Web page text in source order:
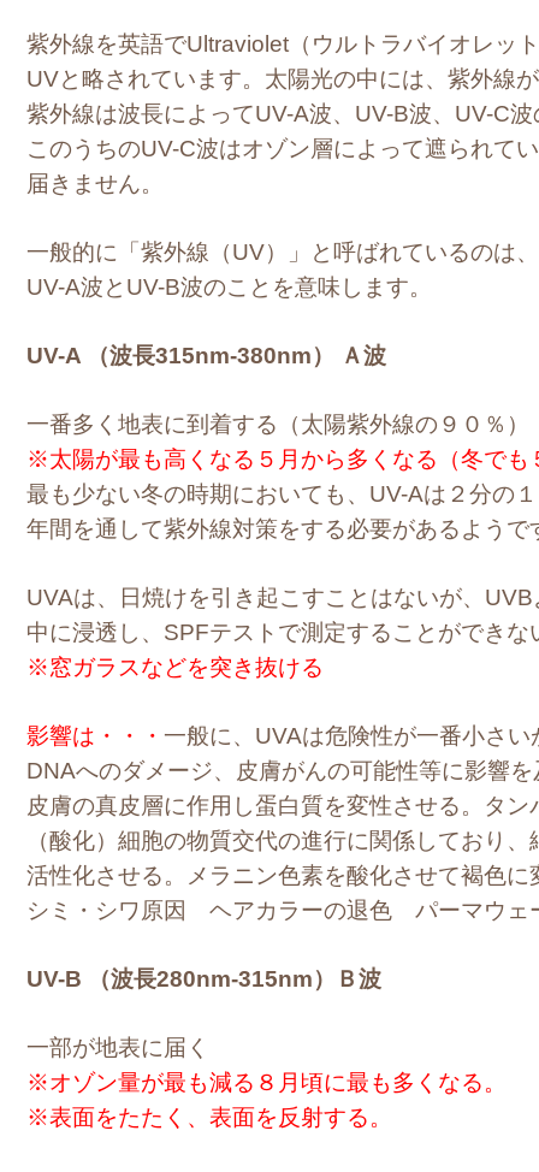
紫外線を英語でUltraviolet（ウルトラバイオレッ
UVと略されています。太陽光の中には、紫外線
紫外線は波長によってUV-A波、UV-B波、UV-C
このうちのUV-C波はオゾン層によって遮られて
届きません。
一般的に「紫外線（UV）」と呼ばれているのは、
UV-A波とUV-B波のことを意味します。
UV-A （波長315nm-380nm） Ａ波
一番多く地表に到着する（太陽紫外線の９０％）
※太陽が最も高くなる５月から多くなる（冬でも
最も少ない冬の時期においても、UV-Aは２分の
年間を通して紫外線対策をする必要があるようで
UVAは、日焼けを引き起こすことはないが、
中に浸透し、SPFテストで測定することができな
※窓ガラスなどを突き抜ける
影響は・・・ 一般に、UVAは危険性が一番小さ
DNAへのダメージ、皮膚がんの可能性等に影響
皮膚の真皮層に作用し蛋白質を変性させる。タン
（酸化）細胞の物質交代の進行に関係しており
活性化させる。メラニン色素を酸化させて褐色に
シミ・シワ原因 ヘアカラーの退色 パーマウェ
UV-B （波長280nm-315nm）Ｂ波
一部が地表に届く
※オゾン量が最も減る８月頃に最も多くなる。
※表面をたたく、表面を反射する。